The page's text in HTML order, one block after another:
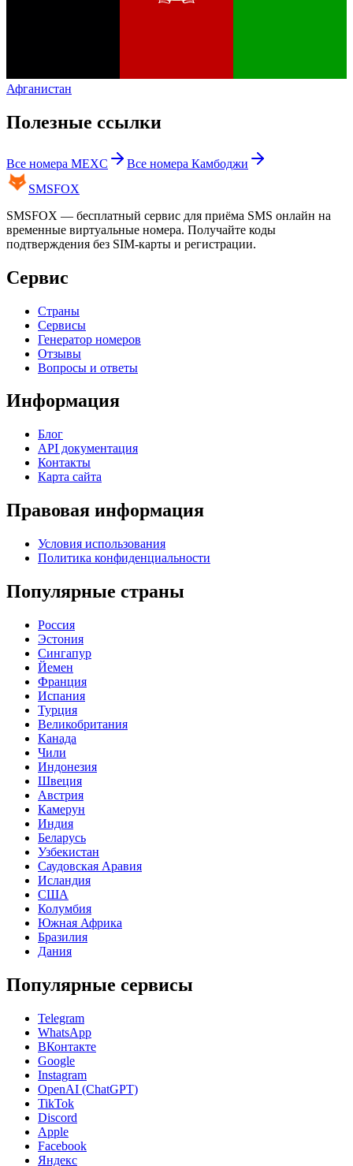
Афганистан
Полезные ссылки
Все номера MEXC Все номера Камбоджи
SMSFOX
SMSFOX — бесплатный сервис для приёма SMS онлайн на
временные виртуальные номера. Получайте коды
подтверждения без SIM-карты и регистрации.
Сервис
Страны
Сервисы
Генератор номеров
Отзывы
Вопросы и ответы
Информация
Блог
API документация
Контакты
Карта сайта
Правовая информация
Условия использования
Политика конфиденциальности
Популярные страны
Россия
Эстония
Сингапур
Йемен
Франция
Испания
Турция
Великобритания
Канада
Чили
Индонезия
Швеция
Австрия
Камерун
Индия
Беларусь
Узбекистан
Саудовская Аравия
Исландия
США
Колумбия
Южная Африка
Бразилия
Дания
Популярные сервисы
Telegram
WhatsApp
ВКонтакте
Google
Instagram
OpenAI (ChatGPT)
TikTok
Discord
Apple
Facebook
Яндекс